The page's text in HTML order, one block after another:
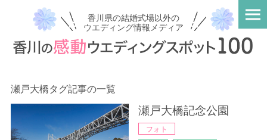
香川県の結婚式場以外の
ウエディング情報メディア
瀬戸大橋タグ記事の一覧
瀬戸大橋記念公園
フォト